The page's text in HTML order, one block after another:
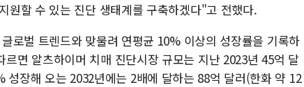
원할 수 있는 진단 생태계를 구축하겠다"고 전했다.
로벌 트렌드와 맞물려 연평균 10% 이상의 성장률을 기록하
면 알츠하이머 치매 진단시장 규모는 지난 2023년 45억 달
장해 오는 2032년에는 2배에 달하는 88억 달러(한화 약 12